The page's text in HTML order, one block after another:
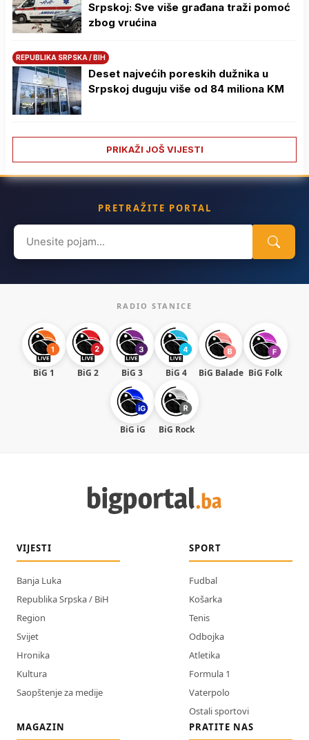
Srpskoj: Sve više građana traži pomoć
zbog vrućina
REPUBLIKA SRPSKA / BIH
Deset najvećih poreskih dužnika u
Srpskoj duguju više od 84 miliona KM
PRIKAŽI JOŠ VIJESTI
PRETRAŽITE PORTAL
Search
for:
RADIO STANICE
BiG 1 BiG 2 BiG 3 BiG 4 BiG Balade BiG Folk
BiG iG BiG Rock
VIJESTI
Banja Luka
Republika Srpska / BiH
Region
Svijet
Hronika
Kultura
Saopštenje za medije
SPORT
Fudbal
Košarka
Tenis
Odbojka
Atletika
Formula 1
Vaterpolo
Ostali sportovi
MAGAZIN
PRATITE NAS